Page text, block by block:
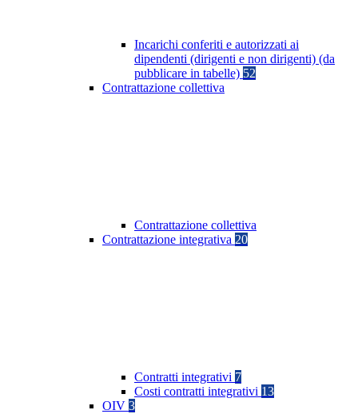
Incarichi conferiti e autorizzati ai
dipendenti (dirigenti e non dirigenti) (da
pubblicare in tabelle) 52
Contrattazione collettiva
Contrattazione collettiva
Contrattazione integrativa 20
Contratti integrativi 7
Costi contratti integrativi 13
OIV 3